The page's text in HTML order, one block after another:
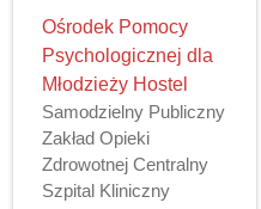
Ośrodek Pomocy
Psychologicznej dla
Młodzieży Hostel
Samodzielny Publiczny
Zakład Opieki
Zdrowotnej Centralny
Szpital Kliniczny